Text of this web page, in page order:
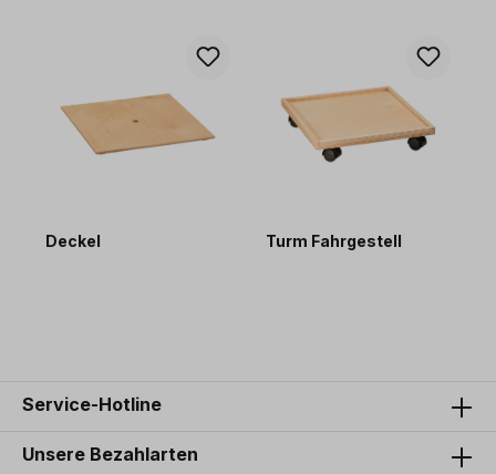
Deckel Turm Fahrgestell
Service-Hotline
Unsere Bezahlarten